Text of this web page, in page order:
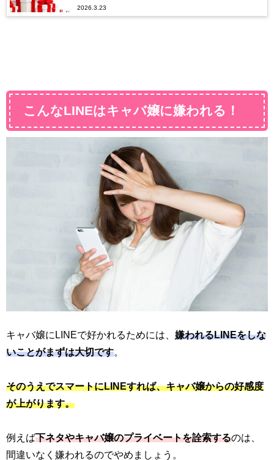
2026.3.23
こんなLINEはキャバ嬢に嫌われる！
キャバ嬢にLINEで好かれるためには、 嫌われるLINEをしな
いことがまずは大切です
そのうえでスマートにLINEすれば、キャバ嬢からの好感度
が上がります。
例えば下ネタやキャバ嬢のプライベートを詮索するのは、
間違いなく嫌われるのでやめましょう。